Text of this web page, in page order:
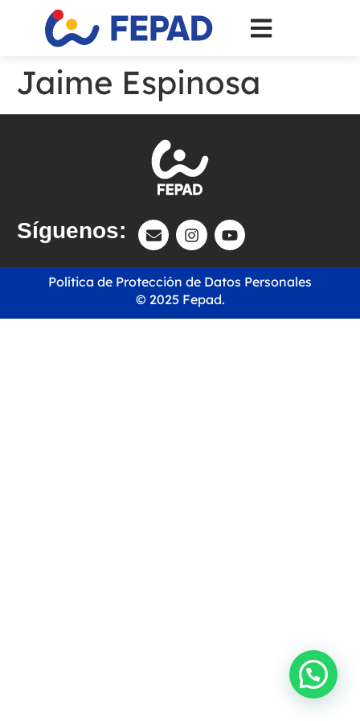
Jaime Espinosa
Síguenos:
© 2025 Fepad.
Política de Protección de Datos Personales